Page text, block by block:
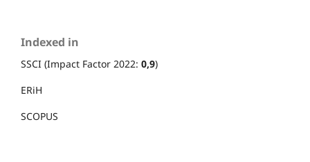
Indexed in
SSCI (Impact Factor 2022: 0,9)
ERiH
SCOPUS